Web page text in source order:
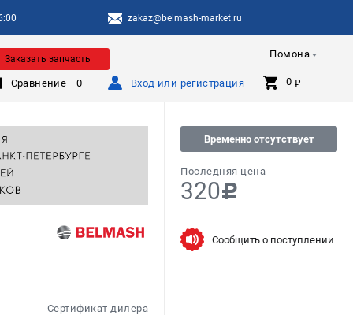
zakaz@belmash-market.ru
Помона
Заказать запчасть
Сравнение 0 Вход или регистрация 0 ₽
Сертификат дилера
Временно отсутствует
Последняя цена
320c
Сообщить о поступлении